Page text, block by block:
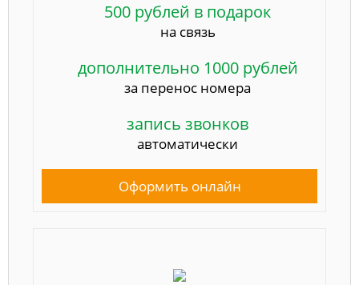
500 рублей в подарок
на связь
дополнительно 1000 рублей
за перенос номера
запись звонков
автоматически
Оформить онлайн